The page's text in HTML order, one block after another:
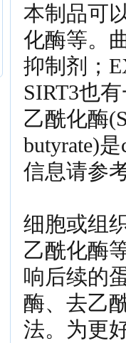
本制品可
化酶等。
抑制剂；
SIRT3也
乙酰化酶
butyrate)
信息请参
细胞或组
乙酰化酶
响后续的
酶、去乙
法。为更